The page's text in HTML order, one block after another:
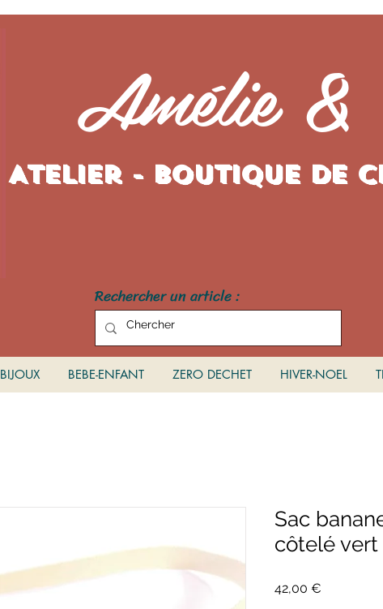
Amélie &
Atelier - Boutique de
Rechercher un article :
BIJOUX BEBE-ENFANT ZERO DECHET HIVER-NOEL
Sac
côtelé vert
42,00 €